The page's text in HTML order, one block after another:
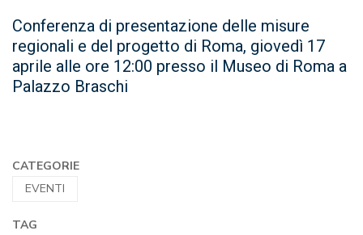
Conferenza di presentazione delle misure
regionali e del progetto di Roma, giovedì 17
aprile alle ore 12:00 presso il Museo di Roma a
Palazzo Braschi
CATEGORIE
EVENTI
TAG